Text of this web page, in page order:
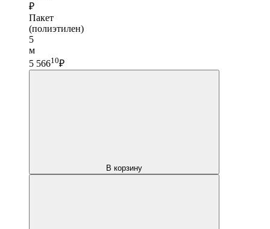
₽
Пакет
(полиэтилен)
5
м
5 56610₽
В корзину